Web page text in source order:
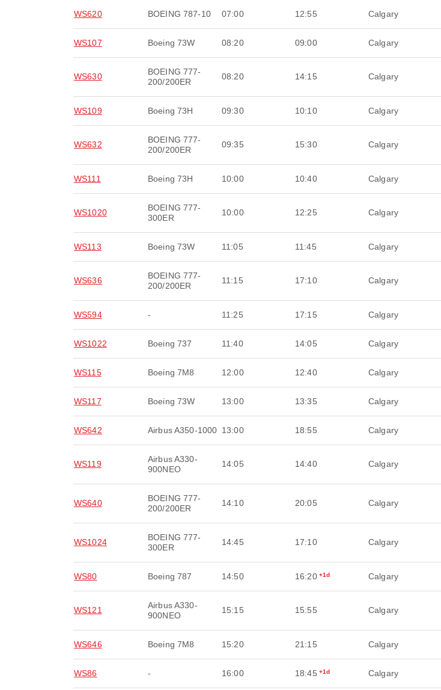
WS620 BOEING 787-10 07:00 12:55 Calgary
WS107 Boeing 73W 08:20 09:00 Calgary
WS630
BOEING 777-
200/200ER
08:20 14:15 Calgary
WS109 Boeing 73H 09:30 10:10 Calgary
WS632
BOEING 777-
200/200ER
09:35 15:30 Calgary
WS111 Boeing 73H 10:00 10:40 Calgary
WS1020
BOEING 777-
300ER
10:00 12:25 Calgary
WS113 Boeing 73W 11:05 11:45 Calgary
WS636
BOEING 777-
200/200ER
11:15 17:10 Calgary
WS594 - 11:25 17:15 Calgary
WS1022 Boeing 737 11:40 14:05 Calgary
WS115 Boeing 7M8 12:00 12:40 Calgary
WS117 Boeing 73W 13:00 13:35 Calgary
WS642 Airbus A350-1000 13:00 18:55 Calgary
WS119
Airbus A330-
900NEO
14:05 14:40 Calgary
WS640
BOEING 777-
200/200ER
14:10 20:05 Calgary
WS1024
BOEING 777-
300ER
14:45 17:10 Calgary
WS80 Boeing 787 14:50 16:20 +1d Calgary
WS121
Airbus A330-
900NEO
15:15 15:55 Calgary
WS646 Boeing 7M8 15:20 21:15 Calgary
WS86 - 16:00 18:45 +1d Calgary